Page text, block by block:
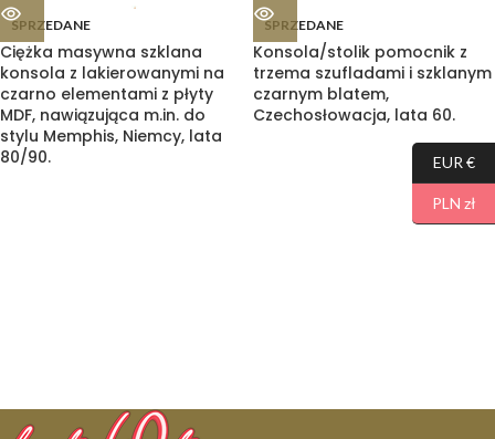
SPRZEDANE
Ciężka masywna szklana
konsola z lakierowanymi na
czarno elementami z płyty
MDF, nawiązująca m.in. do
stylu Memphis, Niemcy, lata
80/90.
SPRZEDANE
Konsola/stolik pomocnik z
trzema szufladami i szklanym
czarnym blatem,
Czechosłowacja, lata 60.
EUR €
PLN zł